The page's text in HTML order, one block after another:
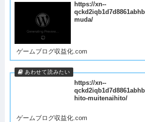
https://xn--
muda/
ゲームブログ収益化.com
https://xn--
hito-muitenaihito/
ゲームブログ収益化.com